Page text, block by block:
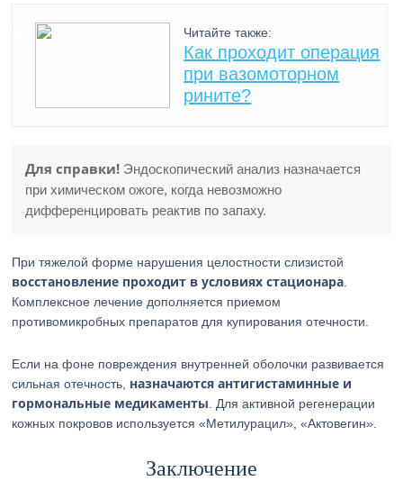
Читайте также:
Как проходит операция
при вазомоторном
рините?
Для справки! Эндоскопический анализ назначается
при химическом ожоге, когда невозможно
дифференцировать реактив по запаху.
При тяжелой форме нарушения целостности слизистой
восстановление проходит в условиях стационара
Комплексное лечение дополняется приемом
противомикробных препаратов для купирования отечности.
Если на фоне повреждения внутренней оболочки развивается
сильная отечность, назначаются антигистаминные и
гормональные медикаменты . Для активной регенерации
кожных покровов используется «Метилурацил», «Актовегин».
Заключение